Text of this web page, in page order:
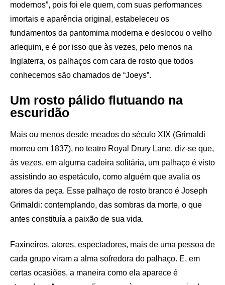
modernos”, pois foi ele quem, com suas performances
imortais e aparência original, estabeleceu os
fundamentos da pantomima moderna e deslocou o velho
arlequim, e é por isso que às vezes, pelo menos na
Inglaterra, os palhaços com cara de rosto que todos
conhecemos são chamados de “Joeys”.
Um rosto pálido flutuando na
escuridão
Mais ou menos desde meados do século XIX (Grimaldi
morreu em 1837), no teatro Royal Drury Lane, diz-se que,
às vezes, em alguma cadeira solitária, um palhaço é visto
assistindo ao espetáculo, como alguém que avalia os
atores da peça. Esse palhaço de rosto branco é Joseph
Grimaldi: contemplando, das sombras da morte, o que
antes constituía a paixão de sua vida.
Faxineiros, atores, espectadores, mais de uma pessoa de
cada grupo viram a alma sofredora do palhaço. E, em
certas ocasiões, a maneira como ela aparece é